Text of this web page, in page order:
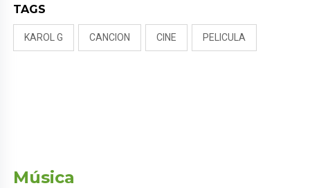
TAGS
KAROL G CANCION CINE PELICULA
Música